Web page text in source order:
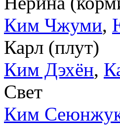
Ким Чжуми,
Карл (плут)
Ким Дэхён,
Свет
Ким